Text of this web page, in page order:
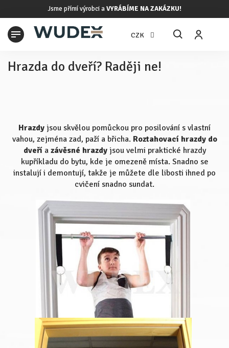
Jsme přímí výrobci aVYRÁBÍME NA ZAKÁZKU!
CZK
Hrazda do dveří? Raději ne!
Hrazdy jsou skvělou pomůckou pro posilování s vlastní
vahou, zejména zad, paží a břicha. Roztahovací hrazdy do
dveřía závěsné hrazdyjsou velmi praktické hrazdy
kupříkladu do bytu, kde je omezeně místa. Snadno se
instalují i demontují, takže je můžete dle libosti ihned po
cvičení snadno sundat.